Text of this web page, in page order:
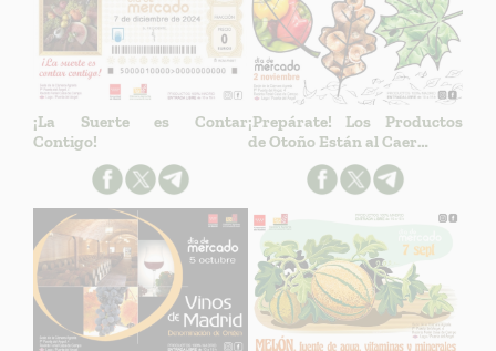
¡La Suerte es Contar
Contigo!
¡Prepárate! Los Productos
de Otoño Están al Caer…